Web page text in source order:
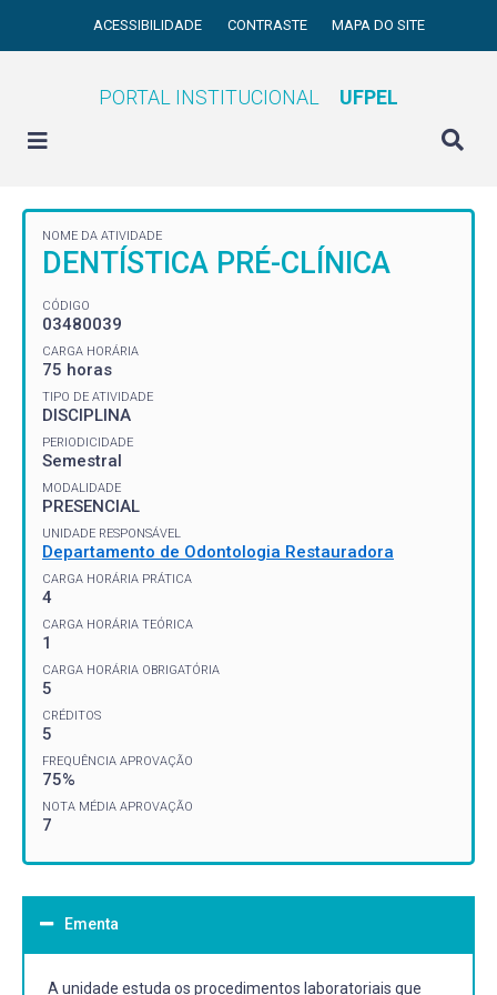
ACESSIBILIDADE CONTRASTE MAPA DO SITE
PORTAL INSTITUCIONAL UFPEL
NOME DA ATIVIDADE
DENTÍSTICA PRÉ-CLÍNICA
CÓDIGO
03480039
CARGA HORÁRIA
75 horas
TIPO DE ATIVIDADE
DISCIPLINA
PERIODICIDADE
Semestral
MODALIDADE
PRESENCIAL
UNIDADE RESPONSÁVEL
Departamento de Odontologia Restauradora
CARGA HORÁRIA PRÁTICA
4
CARGA HORÁRIA TEÓRICA
1
CARGA HORÁRIA OBRIGATÓRIA
5
CRÉDITOS
5
FREQUÊNCIA APROVAÇÃO
75%
NOTA MÉDIA APROVAÇÃO
7
Ementa
A unidade estuda os procedimentos laboratoriais que